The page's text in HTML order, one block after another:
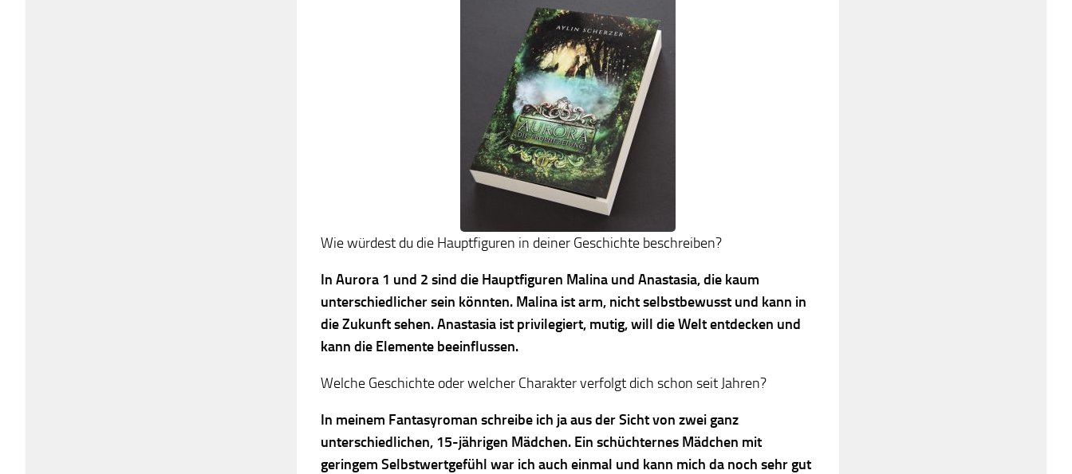
Wie würdest du die Hauptfiguren in deiner Geschichte beschreiben?
In Aurora 1 und 2 sind die Hauptfiguren Malina und Anastasia, die kaum
unterschiedlicher sein könnten. Malina ist arm, nicht selbstbewusst und kann in
die Zukunft sehen. Anastasia ist privilegiert, mutig, will die Welt entdecken und
kann die Elemente beeinflussen.
Welche Geschichte oder welcher Charakter verfolgt dich schon seit Jahren?
In meinem Fantasyroman schreibe ich ja aus der Sicht von zwei ganz
unterschiedlichen, 15-jährigen Mädchen. Ein schüchternes Mädchen mit
geringem Selbstwertgefühl war ich auch einmal und kann mich da noch sehr gut